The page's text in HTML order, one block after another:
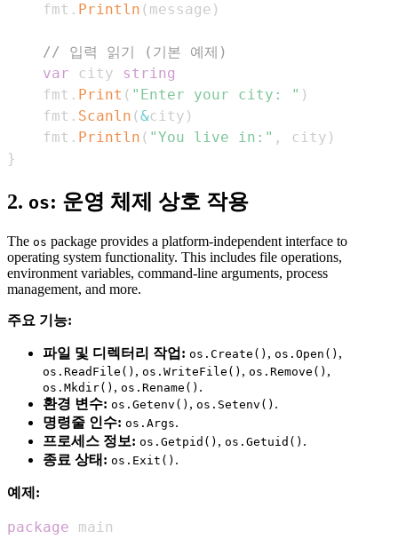
    fmt
. Println ( message )
// 입력 읽기 (기본 예제)
var city string
    fmt
. Print ( "Enter your city: " )
    fmt
. Scanln (&city )
    fmt
. Println ( "You live in:" , city )
}
2. os: 운영 체제 상호 작용
The os package provides a platform-independent interface to
operating system functionality. This includes file operations,
environment variables, command-line arguments, process
management, and more.
주요 기능:
파일 및 디렉터리 작업: os.Create() , os.Open() ,
os.ReadFile() , os.WriteFile() , os.Remove() ,
os.Mkdir() , os.Rename() .
환경 변수: os.Getenv() , os.Setenv() .
명령줄 인수: os.Args.
프로세스 정보: os.Getpid() , os.Getuid() .
종료 상태: os.Exit() .
예제:
package